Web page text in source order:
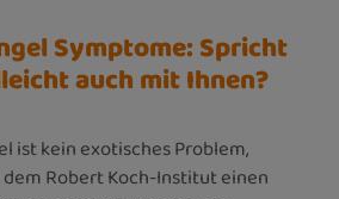
Symptome: Spricht
auch mit Ihnen?
ist kein exotisches Problem,
Robert Koch-Institut einen